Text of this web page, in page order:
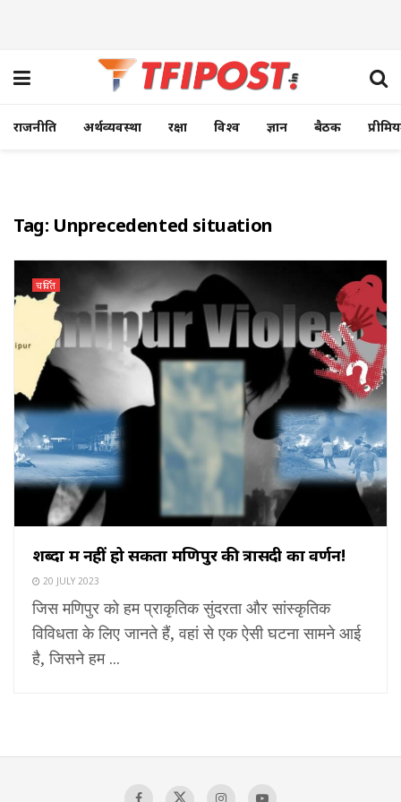
राजनीति अर्थव्यवस्था रक्षा विश्व ज्ञान बैठक
Tag: Unprecedented situation
चर्चित
शब्दों में नहीं हो सकता मणिपुर की त्रासदी का वर्णन!
20 JULY 2023
जिस मणिपुर को हम प्राकृतिक सुंदरता और सांस्कृतिक
विविधता के लिए जानते हैं, वहां से एक ऐसी घटना सामने आई
है, जिसने हम ...